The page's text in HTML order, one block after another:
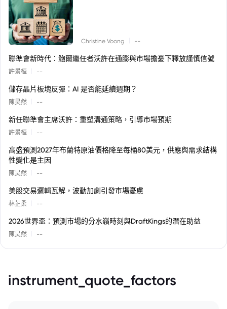
Christine Voong --
聯準會新時代：鮑爾繼任者沃許在通膨與市場擔憂下釋放謹慎信號
許景桓 --
儲存晶片板塊反彈：AI 是否能延續週期？
陳昊然 --
新任聯準會主席沃許：重塑溝通策略，引導市場預期
許景桓 --
高盛預測2027年布蘭特原油價格降至每桶80美元，供應與需求結構
性變化是主因
陳昊然 --
美股交易邏輯瓦解，波動加劇引發市場憂慮
林芷柔 --
2026世界盃：預測市場的分水嶺時刻與DraftKings的潛在助益
陳昊然 --
instrument_quote_factors